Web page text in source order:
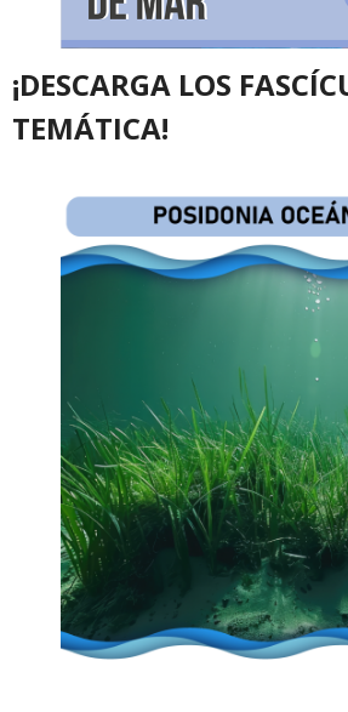
¡DESCARGA LOS
TEMÁTICA!